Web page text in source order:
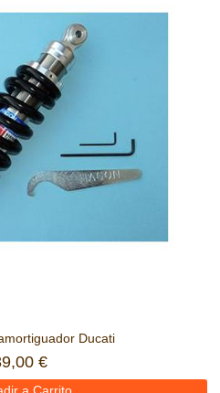
Ducati
€
a Carrito